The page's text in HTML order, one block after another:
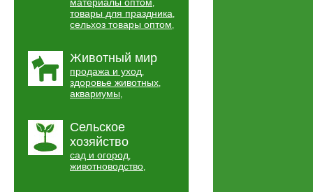
,
товары для праздника,
сельхоз товары оптом,
Животный мир
продажа и уход,
здоровье животных,
аквариумы,
Сельское
хозяйство
сад и огород,
животноводство,